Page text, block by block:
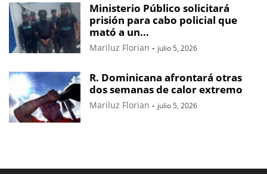
Ministerio Público solicitará
prisión para cabo policial que
mató a un...
Mariluz Florian - julio 5, 2026
R. Dominicana afrontará otras
dos semanas de calor extremo
Mariluz Florian - julio 5, 2026